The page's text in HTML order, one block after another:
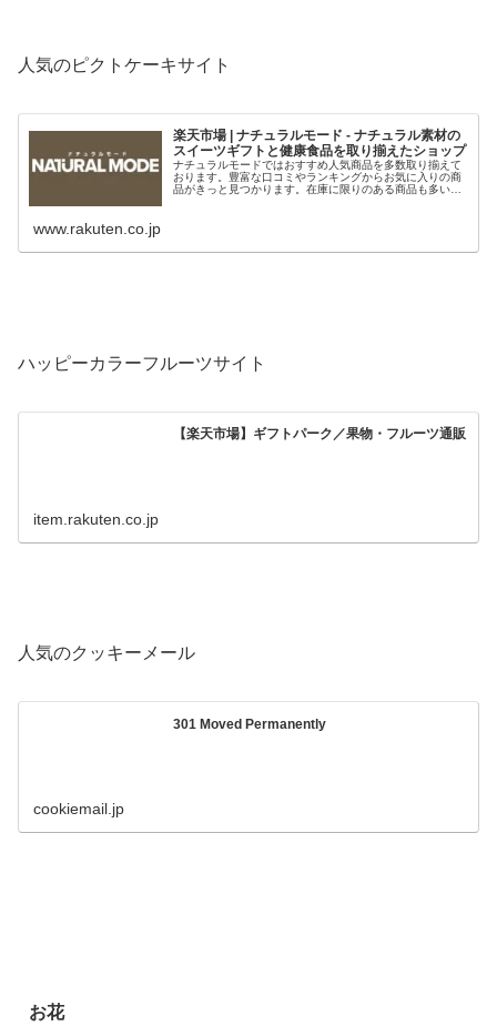
人気のピクトケーキサイト
楽天市場 | ナチュラルモード - ナチュラル素材の
スイーツギフトと健康食品を取り揃えたショップ
ナチュラルモードではおすすめ人気商品を多数取り揃えて
おります。豊富な口コミやランキングからお気に入りの商
品がきっと見つかります。在庫に限りのある商品も多いの
www.rakuten.co.jp
ハッピーカラーフルーツサイト
【楽天市場】ギフトパーク／果物・フルーツ通販
item.rakuten.co.jp
人気のクッキーメール
301 Moved Permanently
cookiemail.jp
お花